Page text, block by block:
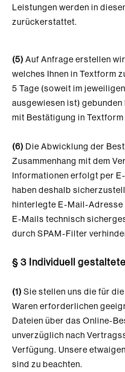
Leistungen werden in
zurückerstattet.
(5) Auf Anfrage erstellen
welches Ihnen in Textform
5 Tage (soweit im
ausgewiesen ist) gebunden
mit Bestätigung in Textform
(6) Die Abwicklung der
Zusammenhang mit dem
Informationen erfolgt per
haben deshalb
hinterlegte E-Mail-
E-Mails technisch
durch SPAM-Filter
§ 3 Individuell
(1) Sie stellen uns die für
Waren erforderlichen
Dateien über das Online-
unverzüglich nach
Verfügung. Unsere
sind zu beachten.